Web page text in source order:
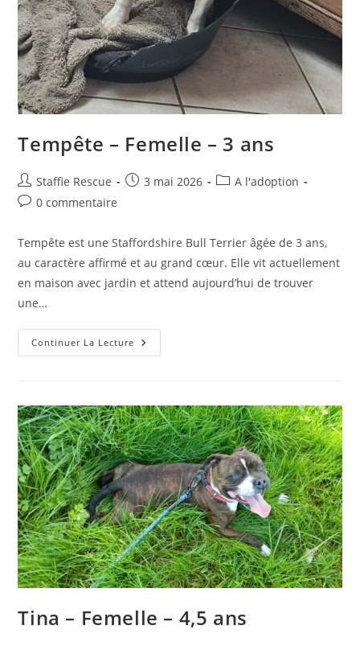
Tempête – Femelle – 3 ans
Auteur/autrice
de
Staffie Rescue
Publication
3 mai 2026
PostA l'adoption
Commentaires
publication :
0 commentaire
Tempête est une Staffordshire Bull Terrier âgée de 3 ans,
au caractère affirmé et au grand cœur. Elle vit actuellement
en maison avec jardin et attend aujourd’hui de trouver
une…
Continuer La Lecture Tempête
–
Tina – Femelle – 4,5 ans